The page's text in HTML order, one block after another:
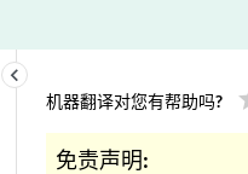
keyboard_arrow_left
机器翻译对您有帮助吗?
免责声明: